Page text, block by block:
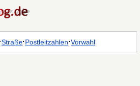
·Straße·Postleitzahlen·Vorwahl